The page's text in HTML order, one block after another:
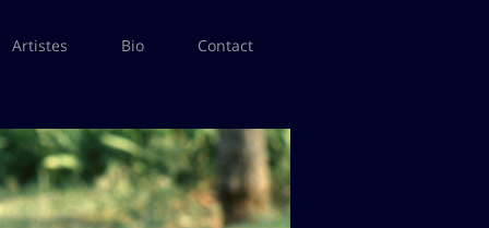
Artistes Bio Contact